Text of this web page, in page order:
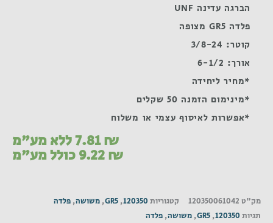
הברגה עדינה UNF
פלדה GR5 מצופה
קוטר: 3/8-24
אורך: 6-1/2
*מחיר ליחידה
*מינימום הזמנה 50 שקלים
*אפשרות לאיסוף עצמי או משלוח
7.81₪ ללא מע"מ
9.22₪ כולל מע"מ
מק"ט 120350061042 קטגוריות 120350
,
GR5
, משושה, פלדה
תגיות 120350
,
GR5
, משושה, פלדה